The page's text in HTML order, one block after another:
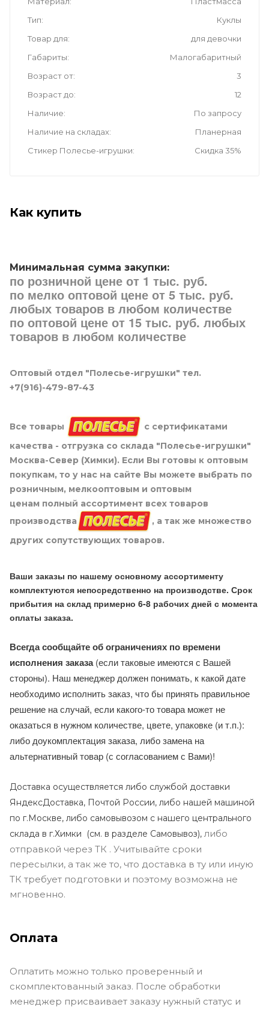
Тип
Куклы
Товар для
для девочки
Габариты
Малогабаритный
Возраст от
3
Возраст до
12
Наличие
По запросу
Наличие на складах
Планерная
Стикер Полесье-игрушки
Скидка 35%
Как купить
Минимальная сумма закупки:
по розничной цене от 1 тыс. руб.
по мелко оптовой цене от 5 тыс. руб.
любых товаров в любом количестве
по оптовой цене от 15 тыс. руб. любых
товаров в любом количестве
Оптовый отдел "Полесье-игрушки" тел.
+7(916)-479-87-43
Все товары
с сертификатами
качества - отгрузка со склада "Полесье-игрушки"
Москва-Север (Химки). Если Вы готовы к оптовым
покупкам, то у нас на сайте Вы можете выбрать по
розничным, мелкооптовым и оптовым
ценам полный ассортимент всех товаров
производства
, а так же множество
других сопутствующих товаров.
Ваши заказы по нашему основному ассортименту
комплектуются непосредственно на производстве. Срок
прибытия на склад примерно 6-8 рабочих дней с момента
оплаты заказа.
Всегда сообщайте об ограничениях по времени
исполнения заказа(если таковые имеются с Вашей
стороны). Наш менеджер должен понимать, к какой дате
необходимо исполнить заказ, что бы принять правильное
решение на случай, если какого-то товара может не
оказаться в нужном количестве, цвете, упаковке (и т.п.):
либо доукомплектация заказа, либо замена на
альтернативный товар (с согласованием с Вами)!
Доставка осуществляется либо службой доставки
ЯндексДоставка, Почтой России, либо нашей машиной
по г.Москве, либо самовывозом с нашего центрального
склада в г.Химки (см. в разделе Самовывоз), либо
отправкой через ТК . Учитывайте сроки
пересылки, а так же то, что доставка в ту или иную
ТК требует подготовки и поэтому возможна не
мгновенно.
Оплата
Оплатить можно только проверенный и
скомплектованный заказ. После обработки
менеджер присваивает заказу нужный статус и